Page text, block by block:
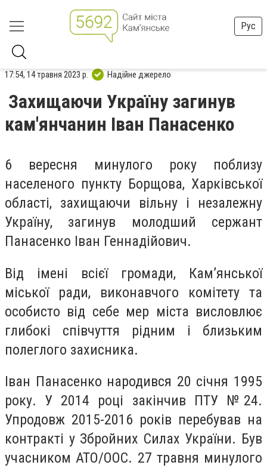
Рус
17:54, 14 травня 2023 р. Надійне джерело
Захищаючи Україну загинув
кам'янчанин Іван Панасенко
6 вересня минулого року поблизу
населеного пункту Борщова, Харківської
області, захищаючи вільну і незалежну
Україну, загинув молодший сержант
Панасенко Іван Геннадійович.
Від імені всієї громади, Кам’янської
міської ради, виконавчого комітету та
особисто від себе мер міста висловлює
глибокі співчуття рідним і близьким
полеглого захисника.
Іван Панасенко народився 20 січня 1995
року. У 2014 році закінчив ПТУ №24.
Упродовж 2015-2016 років перебував на
контракті у Збройних Силах України. Був
учасником АТО/ООС. 27 травня минулого